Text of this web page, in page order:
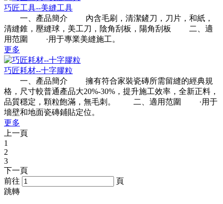
巧匠工具--美縫工具
一、產品簡介 內含毛刷，清潔鏟刀，刀片，和紙，
清縫錐，壓縫球，美工刀，陰角刮板，陽角刮板 二、適
用范圍 ·用于專業美縫施工。
更多
巧匠耗材--十字膠粒
一、產品簡介 擁有符合家裝瓷磚所需留縫的經典規
格，尺寸較普通產品大20%-30%，提升施工效率，全新正料，
品質穩定，顆粒飽滿，無毛刺。 二、適用范圍 ·用于
墻壁和地面瓷磚鋪貼定位。
更多
上一頁
1
2
3
下一頁
前往
頁
跳轉